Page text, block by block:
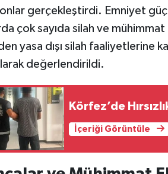
gerçekleştirdi. Emniyet
çok sayıda silah ve
yasa dışı silah faaliyetlerine
değerlendirildi.
Körfez’de
İçeriği Görüntüle